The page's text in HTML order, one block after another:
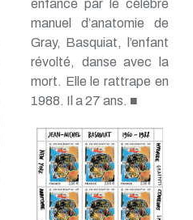
enfance par le célèbre
manuel d’anatomie de
Gray, Basquiat, l’enfant
révolté, danse avec la
mort. Elle le rattrape en
1988. Il a 27 ans. ■